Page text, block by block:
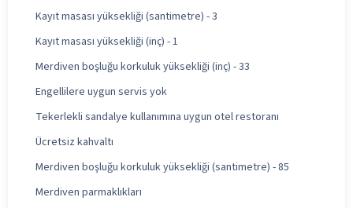
Kayıt masası yüksekliği (santimetre) - 3
Kayıt masası yüksekliği (inç) - 1
Merdiven boşluğu korkuluk yüksekliği (inç) - 33
Engellilere uygun servis yok
Tekerlekli sandalye kullanımına uygun otel restoranı
Ücretsiz kahvaltı
Merdiven boşluğu korkuluk yüksekliği (santimetre) - 85
Merdiven parmaklıkları